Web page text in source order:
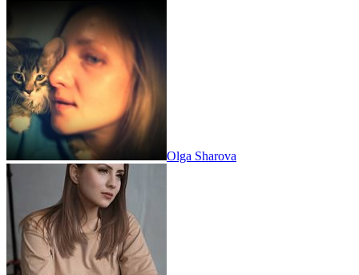
Olga Sharova